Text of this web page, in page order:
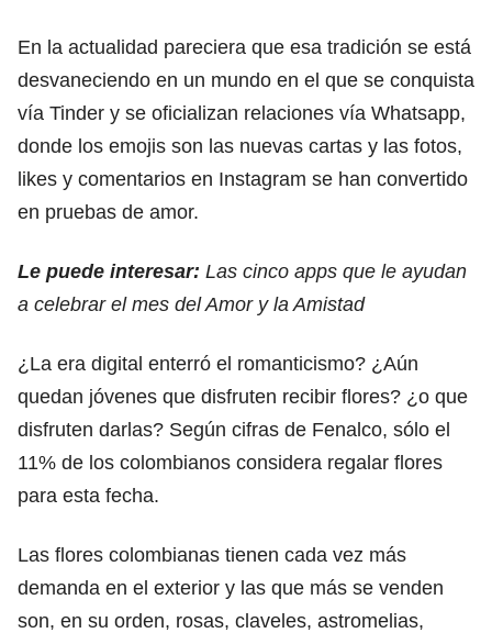
En la actualidad pareciera que esa tradición se está
desvaneciendo en un mundo en el que se conquista
vía Tinder y se oficializan relaciones vía Whatsapp,
donde los emojis son las nuevas cartas y las fotos,
likes y comentarios en Instagram se han convertido
en pruebas de amor.
Le puede interesar: Las cinco apps que le ayudan
a celebrar el mes del Amor y la Amistad
¿La era digital enterró el romanticismo? ¿Aún
quedan jóvenes que disfruten recibir flores? ¿o que
disfruten darlas? Según cifras de Fenalco, sólo el
11% de los colombianos considera regalar flores
para esta fecha.
Las flores colombianas tienen cada vez más
demanda en el exterior y las que más se venden
son, en su orden, rosas, claveles, astromelias,